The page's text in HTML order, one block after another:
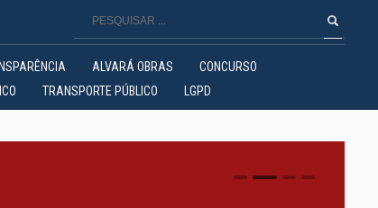
ALVARÁ OBRAS
CONCURSO
TRANSPORTE PÚBLICO LGPD
0 1 2